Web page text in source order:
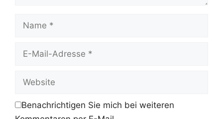
Mail-
Benachrichtigen Sie mich bei weiteren